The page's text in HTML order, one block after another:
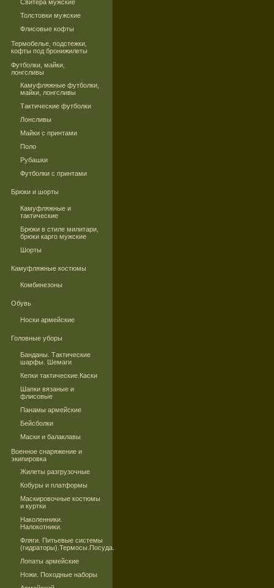
Свитера мужские
Толстовки мужские
Флисовые кофты
Термобелье, подстежки,
кофты под бронижилеты
Футболки, майки,
лонгсливы
Камуфляжные футболки,
майки, лонгсливы
Тактические футболки
Лонсливы
Майки с принтами
Поло
Рубашки
Футболки с принтами
Брюки и шорты
Камуфляжные и
тактические
Брюки в стиле милитари,
брюки карго мужские
Шорты
Камуфляжные костюмы
Комбинезоны
Обувь
Носки армейские
Головные уборы
Банданы. Тактические
шарфы. Шемаги
Кепки тактические.Каски
Шапки вязаные и
флисовые
Панамы армейские
Бейсболки
Маски и балаклавы
Военное снаряжение и
экипировка
Жилеты разгрузочные
Кобуры и платформы
Маскировочные костюмы
и куртки
Наколенники.
Налокотники.
Фляги. Питьевые системы
(гидраторы).Термосы.Посуда.
Лопаты армейские
Ножи. Походные наборы